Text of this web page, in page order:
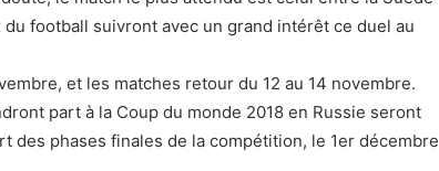
du football suivront avec un grand intérêt ce duel au
et les matches retour du 12 au 14 novembre.
part à la Coup du monde 2018 en Russie seront
des phases finales de la compétition, le 1er décembre